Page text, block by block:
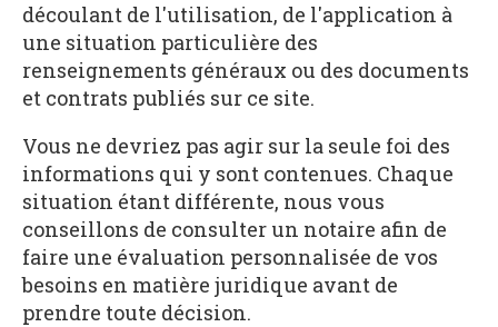
découlant de l'utilisation, de l'application à
une situation particulière des
renseignements généraux ou des documents
et contrats publiés sur ce site.
Vous ne devriez pas agir sur la seule foi des
informations qui y sont contenues. Chaque
situation étant différente, nous vous
conseillons de consulter un notaire afin de
faire une évaluation personnalisée de vos
besoins en matière juridique avant de
prendre toute décision.